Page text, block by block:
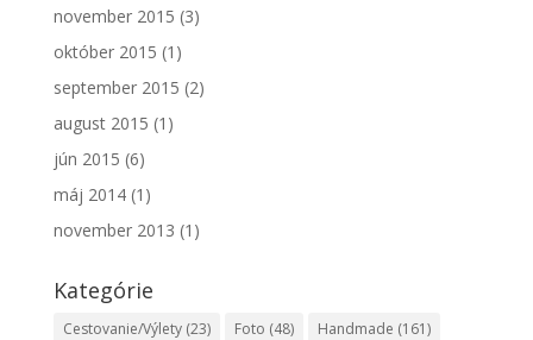
november 2015 (3)
október 2015 (1)
september 2015 (2)
august 2015 (1)
jún 2015 (6)
máj 2014(1)
november 2013 (1)
Kategórie
Cestovanie/Výlety(23) Foto (48) Handmade (161)